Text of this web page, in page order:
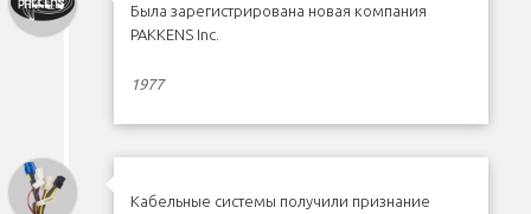
Была зарегистрирована новая компания
PAKKENS Inc.
1977
Кабельные системы получили признание